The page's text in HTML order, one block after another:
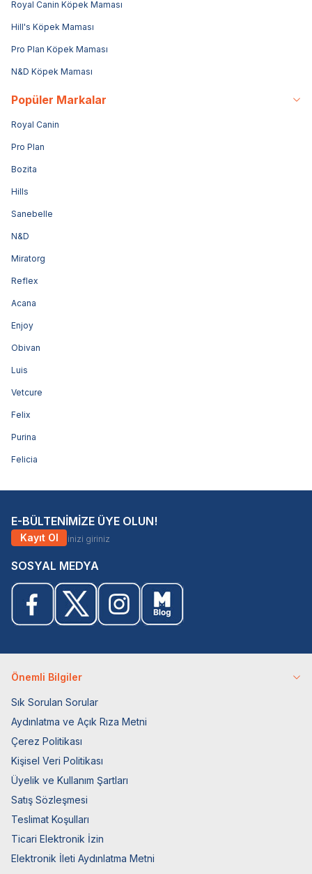
Royal Canin Köpek Maması
Hill's Köpek Maması
Pro Plan Köpek Maması
N&D Köpek Maması
Popüler Markalar
Royal Canin
Pro Plan
Bozita
Hills
Sanebelle
N&D
Miratorg
Reflex
Acana
Enjoy
Obivan
Luis
Vetcure
Felix
Purina
Felicia
E-BÜLTENİMİZE ÜYE OLUN!
Kayıt Ol
SOSYAL MEDYA
Önemli Bilgiler
Sık Sorulan Sorular
Aydınlatma ve Açık Rıza Metni
Çerez Politikası
Kişisel Veri Politikası
Üyelik ve Kullanım Şartları
Satış Sözleşmesi
Teslimat Koşulları
Ticari Elektronik İzin
Elektronik İleti Aydınlatma Metni